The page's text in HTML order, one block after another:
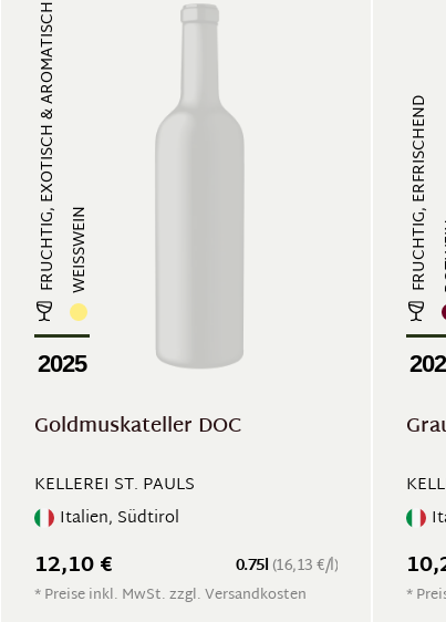
FRUCHTIG, EXOTISCH & AROMATISCH WEISSWEIN
2025
Goldmuskateller DOC
KELLEREI ST. PAULS
Italien, Südtirol
0.75l (16,13 €/l)
12,10 €
* Preise inkl. MwSt. zzgl. Versandkosten
FRUCHTIG, ERFRISCHEND
*